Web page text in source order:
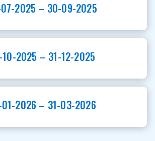
2025 – 30-09-2025
10-2025 – 31-12-2025
2026 – 31-03-2026